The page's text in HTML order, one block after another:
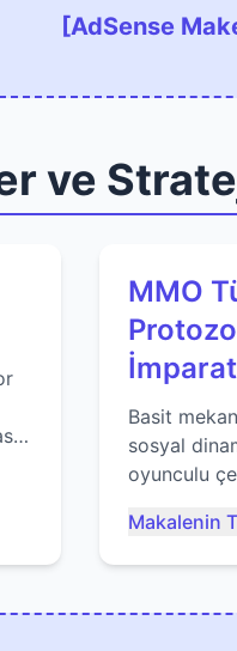
[AdSense
ve
MMO
Basit
sosyal
oyunculu
bakıyoruz...
Makalenin